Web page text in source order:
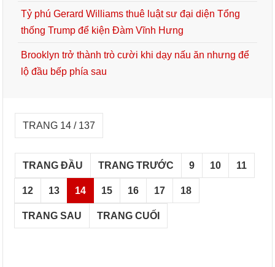
Tỷ phú Gerard Williams thuê luật sư đại diện Tổng
thống Trump để kiện Đàm Vĩnh Hưng
Brooklyn trở thành trò cười khi dạy nấu ăn nhưng để
lộ đầu bếp phía sau
TRANG 14 / 137
TRANG ĐẦU TRANG TRƯỚC 9 10 11
12 13 14 15 16 17 18
TRANG SAU TRANG CUỐI